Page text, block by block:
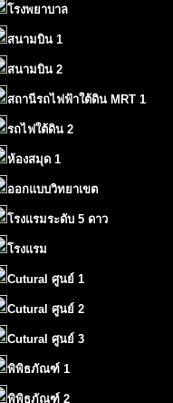
โรงพยาบาล
สนามบิน 1
สนามบิน 2
สถานีรถไฟฟ้าใต้ดิน MRT 1
รถไฟใต้ดิน 2
ห้องสมุด 1
ออกแบบวิทยาเขต
โรงแรมระดับ 5 ดาว
โรงแรม
Cutural ศูนย์ 1
Cutural ศูนย์ 2
Cutural ศูนย์ 3
พิพิธภัณฑ์ 1
พิพิธภัณฑ์ 2